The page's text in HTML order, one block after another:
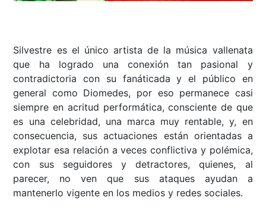
Silvestre es el único artista de la música vallenata
que ha logrado una conexión tan pasional y
contradictoria con su fanáticada y el público en
general como Diomedes, por eso permanece casi
siempre en acritud performática, consciente de que
es una celebridad, una marca muy rentable, y, en
consecuencia, sus actuaciones están orientadas a
explotar esa relación a veces conflictiva y polémica,
con sus seguidores y detractores, quienes, al
parecer, no ven que sus ataques ayudan a
mantenerlo vigente en los medios y redes sociales.